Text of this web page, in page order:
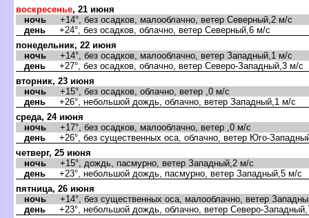
оскресенье, 21 июня
ночь +14°, без осадков, малооблачно, ветер Северный,2 м/с
день +24°, без осадков, облачно, ветер Северный,6 м/с
понедельник, 22 июня
ночь +14°, без осадков, малооблачно, ветер Западный,1 м/с
день +27°, без осадков, облачно, ветер Северо-Западный,3 м/с
торник, 23 июня
ночь +15°, без осадков, облачно, ветер ,0 м/с
день +26°, небольшой дождь, облачно, ветер Западный,1 м/с
среда, 24 июня
ночь +17°, без осадков, малооблачно, ветер ,0 м/с
день +26°, без существенных оса, облачно, ветер Юго-
четверг, 25 июня
ночь +15°, дождь, пасмурно, ветер Западный,2 м/с
день +23°, небольшой дождь, пасмурно, ветер Западный,5 м/с
пятница, 26 июня
ночь +14°, без существенных оса, малооблачно, ветер
день +23°, небольшой дождь, облачно, ветер Северо-